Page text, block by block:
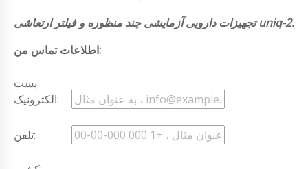
تجهیزات دارویی آزمایشی چند منظوره و فیلتر ارتعاشی uniq-2.
اطلاعات تماس من:
پست
الکترونیک:
تلفن: